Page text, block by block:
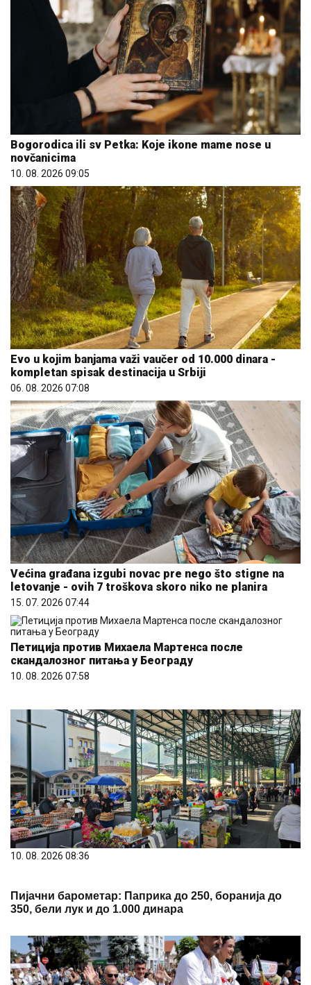
Bogorodica ili sv Petka: Koje ikone mame nose u
novčanicima
10. 08. 2026 09:05
Evo u kojim banjama važi vaučer od 10.000 dinara -
kompletan spisak destinacija u Srbiji
06. 08. 2026 07:08
Većina građana izgubi novac pre nego što stigne na
letovanje - ovih 7 troškova skoro niko ne planira
15. 07. 2026 07:44
Петиција против Михаела Мартенса после
скандалозног питања у Београду
10. 08. 2026 07:58
10. 08. 2026 08:36
Пијачни барометар: Паприка до 250, боранија до
350, бели лук и до 1.000 динара